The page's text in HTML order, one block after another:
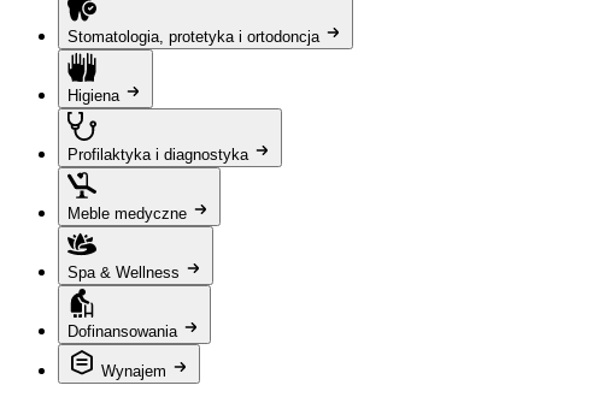
Stomatologia, protetyka i ortodoncja
Higiena
Profilaktyka i diagnostyka
Meble medyczne
Spa & Wellness
Dofinansowania
Wynajem